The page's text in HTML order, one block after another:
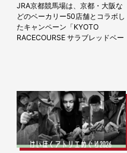
JRA京都競馬場は、京都・大阪な
どのベーカリー50店舗とコラボし
たキャンペーン「KYOTO
RACECOURSE サラブレッドベー